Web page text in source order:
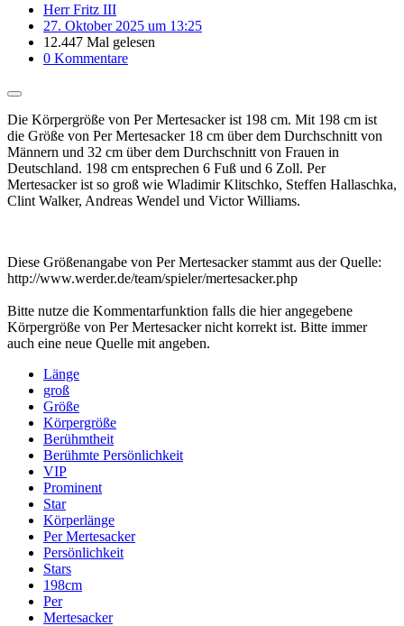
Herr Fritz III
27. Oktober 2025 um 13:25
12.447 Mal gelesen
0 Kommentare
Die Körpergröße von Per Mertesacker ist 198 cm. Mit 198 cm ist
die Größe von Per Mertesacker 18 cm über dem Durchschnitt von
Männern und 32 cm über dem Durchschnitt von Frauen in
Deutschland. 198 cm entsprechen 6 Fuß und 6 Zoll. Per
Mertesacker ist so groß wie Wladimir Klitschko, Steffen Hallaschka,
Clint Walker, Andreas Wendel und Victor Williams.
Diese Größenangabe von Per Mertesacker stammt aus der Quelle:
http://www.werder.de/team/spieler/mertesacker.php
Bitte nutze die Kommentarfunktion falls die hier angegebene
Körpergröße von Per Mertesacker nicht korrekt ist. Bitte immer
auch eine neue Quelle mit angeben.
Länge
groß
Größe
Körpergröße
Berühmtheit
Berühmte Persönlichkeit
VIP
Prominent
Star
Körperlänge
Per Mertesacker
Persönlichkeit
Stars
198cm
Per
Mertesacker